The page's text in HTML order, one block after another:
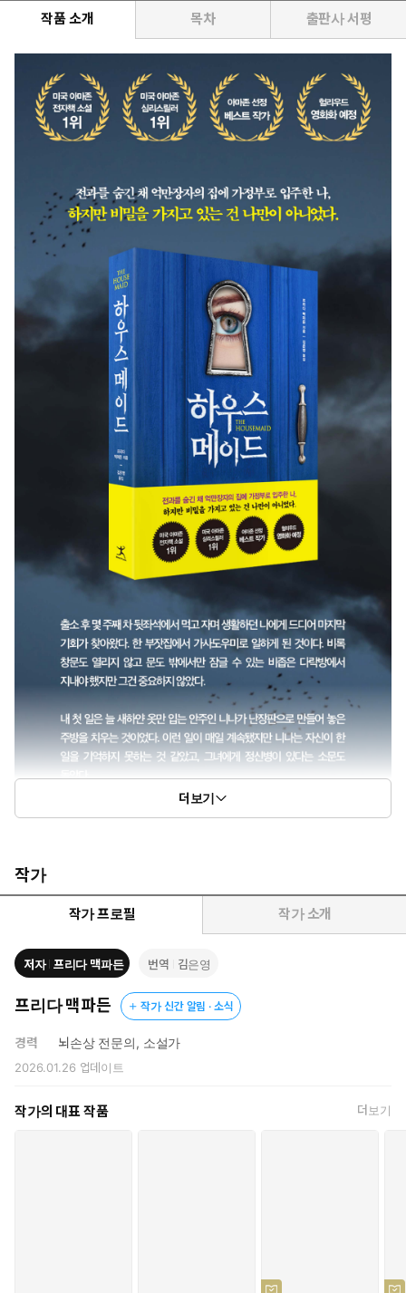
작품 소개 목차 출판사 서평
전과를 숨긴 채 억만장자의 집에 가정부로 입주한 나,
더보기
작가
작가 프로필 작가 소개
저자 프리다 맥파든 번역 김은영
프리다 맥파든 작가 신간 알림 · 소식
경력 뇌손상 전문의, 소설가
2026.01.26 업데이트
작가의 대표 작품 더보기